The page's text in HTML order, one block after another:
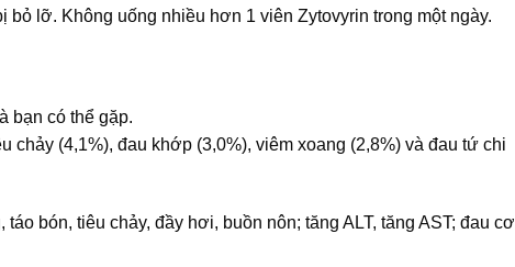
lỡ. Không uống nhiều hơn 1 viên Zytovyrin trong một ngày.
bạn có thể gặp.
chảy (4,1%), đau khớp (3,0%), viêm xoang (2,8%) và đau tứ chi
bón, tiêu chảy, đầy hơi, buồn nôn; tăng ALT, tăng AST; đau cơ